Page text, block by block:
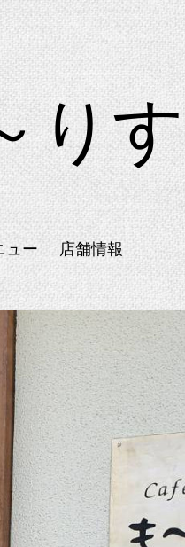
りす
ュー 店舗情報